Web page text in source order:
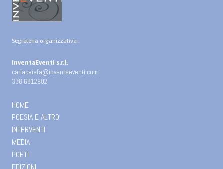
Segreteria organizzativa :
InventaEventi s.r.l.
carlacaiafa@inventaeventi.com
338 6812902
HOME
POESIA E ALTRO
INTERVENTI
MEDIA
POETI
EDIZIONI